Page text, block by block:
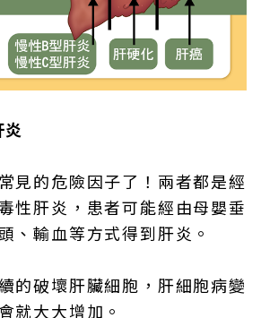
見的危險因子了！兩者都是經
性肝炎，患者可能經由母嬰垂
、輸血等方式得到肝炎。
的破壞肝臟細胞，肝細胞病變
就大大增加。